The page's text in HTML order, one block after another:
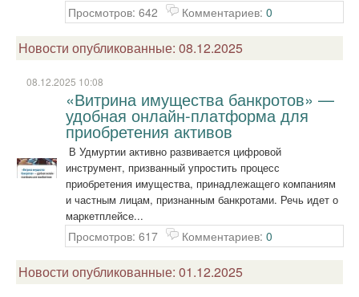
Просмотров: 642 Комментариев: 0
Новости опубликованные: 08.12.2025
08.12.2025 10:08
«Витрина имущества банкротов» —
удобная онлайн-платформа для
приобретения активов
В Удмуртии активно развивается цифровой
инструмент, призванный упростить процесс
приобретения имущества, принадлежащего компаниям
и частным лицам, признанным банкротами. Речь идет о
маркетплейсе...
Просмотров: 617 Комментариев: 0
Новости опубликованные: 01.12.2025